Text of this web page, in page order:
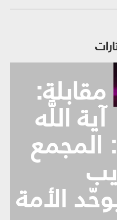
مقابلة:
آية اللَّه
المجمع
الأمة